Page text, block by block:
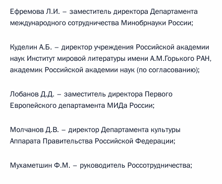
Ефремова Л.И. – заместитель директора Департамента
международного сотрудничества Минобрнауки России;
Куделин А.Б. – директор учреждения Российской академии
наук Институт мировой литературы имени А.М.Горького РАН,
академик Российской академии наук (по согласованию);
Лобанов Д.Д. – заместитель директора Первого
Европейского департамента МИДа России;
Молчанов Д.В. – директор Департамента культуры
Аппарата Правительства Российской Федерации;
Мухаметшин Ф.М. – руководитель Россотрудничества;